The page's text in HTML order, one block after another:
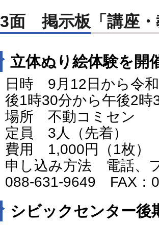
3面 掲示板「講座・
立体ぬり絵体験を開
日時 9月12日から令
後1時30分から午後2時
場所 不動コミセン
定員 3人（先着）
費用 1,000円（1枚）
申し込み方法 電話、
088-631-9649 FAX：
シビックセンター後